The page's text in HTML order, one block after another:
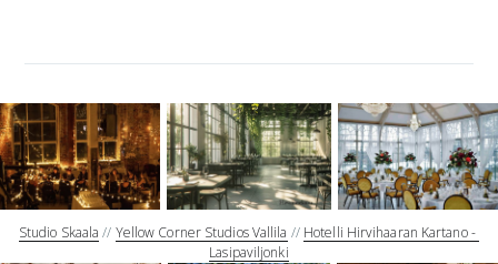
Studio Skaala // Yellow Corner Studios Vallila // Hotelli Hirvihaaran Kartano -
Lasipaviljonki